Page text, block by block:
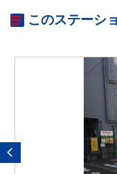
このステーシ